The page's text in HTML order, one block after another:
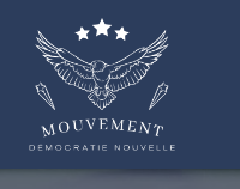
contenu